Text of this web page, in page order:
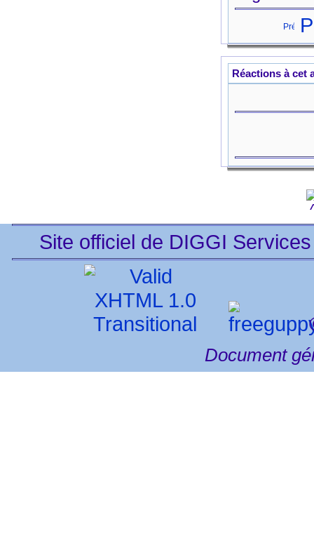
Réactions à cet
Site officiel de DIGGI
Document